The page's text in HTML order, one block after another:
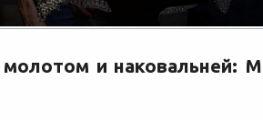
и наковальней: